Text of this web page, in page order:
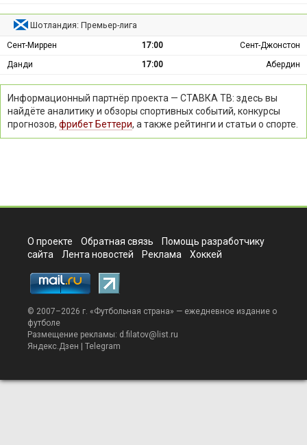
Шотландия: Премьер-лига
Сент-Миррен 17:00
Сент-Джонстон
Данди
17:00 Абердин
Информационный партнёр проекта — СТАВКА ТВ: здесь вы
найдёте аналитику и обзоры спортивных событий, конкурсы
прогнозов, фрибет Беттери, а также рейтинги и статьи о спорте.
О проекте Обратная связь
Помощь разработчику
сайта
Лента новостей Реклама Хоккей
© 2007–2026 г. «Футбольная страна» — ежедневное издание о
футболе
Размещение рекламы: d.filatov@list.ru
Яндекс.Дзен
Telegram